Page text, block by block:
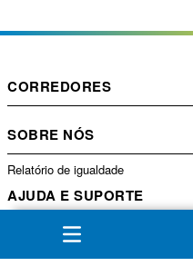
CORREDORES
SOBRE NÓS
Relatório de igualdade
AJUDA E SUPORTE